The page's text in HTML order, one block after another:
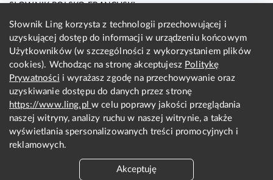
SŁOWNIK POLSKO-FRANCUSKI
SŁOWNIK POLSKO-HISZPAŃSKI
SŁOWNIK POLSKO-NIEMIECKI
SŁOWNIK POLSKO-ROSYJSKI
SŁOWNIK ANGIELSKO-POLSKI
SŁOWNIK FRANCUSKO-POLSKI
SŁOWNIK WŁOSKO-POLSKI
SŁOWNIK HISZPAŃSKO-POLSKI
SŁOWNIK NIEMIECKO-POLSKI
SŁOWNIK ROSYJSKO-POLSKI
O nas
KONTAKT Z REDAKCJĄ
Słownik Ling korzysta z technologii przechowującej i
uzyskującej dostęp do informacji w urządzeniu końcowym
Użytkowników (w szczególności z wykorzystaniem plików
cookies). Wchodząc na stronę akceptujesz Politykę
Prywatności i wyrażasz zgodę na przechowywanie oraz
uzyskiwanie dostępu do danych przez stronę
https://www.ling.plw celu poprawy jakości przeglądania
naszej witryny, analizy ruchu w naszej witrynie, a także
wyświetlania spersonalizowanych treści promocyjnych i
reklamowych.
Akceptuję